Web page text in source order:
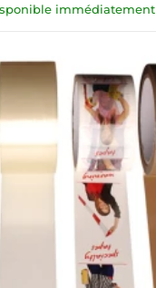
immédiatement